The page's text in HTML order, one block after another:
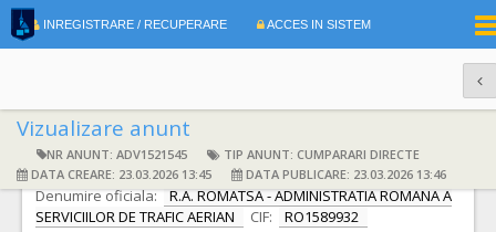
INREGISTRARE / RECUPERARE ACCES IN SISTEM
Vizualizare anunt
NR ANUNT: ADV1521545
TIP ANUNT: CUMPARARI DIRECTE
DATA CREARE: 23.03.2026 13:45
DATA PUBLICARE: 23.03.2026 13:46
DATE IDENTIFICARE AUTORITATE CONTRACTANTA
Denumire oficiala: R.A. ROMATSA - ADMINISTRATIA ROMANA A
SERVICIILOR DE TRAFIC AERIAN
CIF:
RO1589932